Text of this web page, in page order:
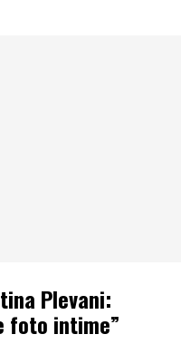
Plevani:
foto intime”